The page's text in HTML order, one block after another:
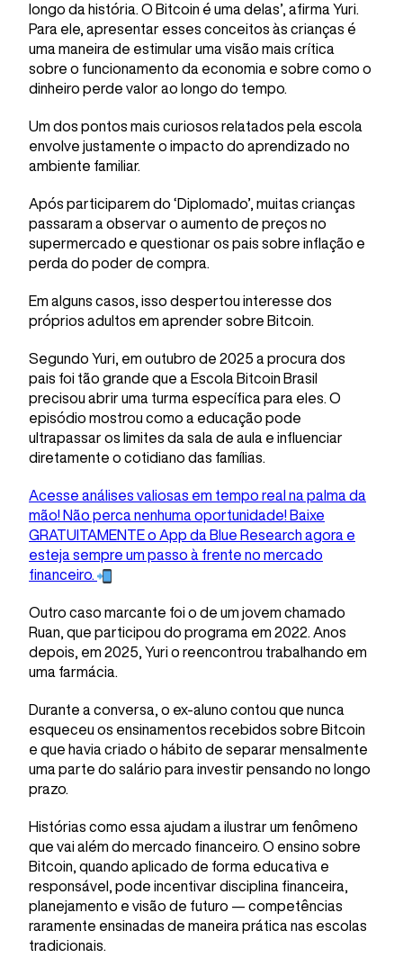
longo da história. O Bitcoin é uma delas’, afirma Yuri.
Para ele, apresentar esses conceitos às crianças é
uma maneira de estimular uma visão mais crítica
sobre o funcionamento da economia e sobre como o
dinheiro perde valor ao longo do tempo.
Um dos pontos mais curiosos relatados pela escola
envolve justamente o impacto do aprendizado no
ambiente familiar.
Após participarem do ‘Diplomado’, muitas crianças
passaram a observar o aumento de preços no
supermercado e questionar os pais sobre inflação e
perda do poder de compra.
Em alguns casos, isso despertou interesse dos
próprios adultos em aprender sobre Bitcoin.
Segundo Yuri, em outubro de 2025 a procura dos
pais foi tão grande que a Escola Bitcoin Brasil
precisou abrir uma turma específica para eles. O
episódio mostrou como a educação pode
ultrapassar os limites da sala de aula e influenciar
diretamente o cotidiano das famílias.
Acesse análises valiosas em tempo real na palma da
mão! Não perca nenhuma oportunidade! Baixe
GRATUITAMENTE o App da Blue Research agora e
esteja sempre um passo à frente no mercado
financeiro.
Outro caso marcante foi o de um jovem chamado
Ruan, que participou do programa em 2022. Anos
depois, em 2025, Yuri o reencontrou trabalhando em
uma farmácia.
Durante a conversa, o ex-aluno contou que nunca
esqueceu os ensinamentos recebidos sobre Bitcoin
e que havia criado o hábito de separar mensalmente
uma parte do salário para investir pensando no longo
prazo.
Histórias como essa ajudam a ilustrar um fenômeno
que vai além do mercado financeiro. O ensino sobre
Bitcoin, quando aplicado de forma educativa e
responsável, pode incentivar disciplina financeira,
planejamento e visão de futuro — competências
raramente ensinadas de maneira prática nas escolas
tradicionais.